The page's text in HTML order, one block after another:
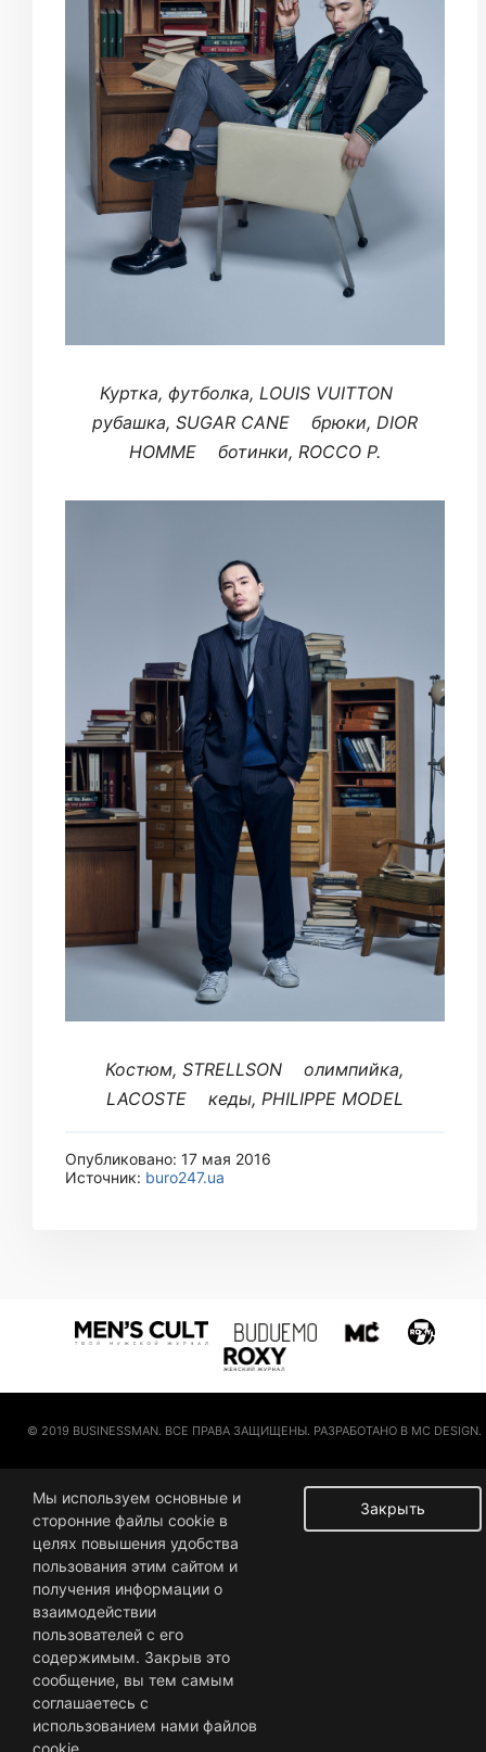
Куртка, футболка, LOUIS VUITTON
рубашка, SUGAR CANE брюки, DIOR
HOMME ботинки, ROCCO P.
Костюм, STRELLSON олимпийка,
LACOSTE кеды, PHILIPPE MODEL
Опубликовано: 17 мая 2016
Источник: buro247.ua
© 2019 BUSINESSMAN. ВСЕ ПРАВА ЗАЩИЩЕНЫ. РАЗРАБОТАНО В MC DESIGN.
Закрыть
Мы используем основные и
сторонние файлы cookie в
целях повышения удобства
пользования этим сайтом и
получения информации о
взаимодействии
пользователей с его
содержимым. Закрыв это
сообщение, вы тем самым
соглашаетесь с
использованием нами файлов
cookie.